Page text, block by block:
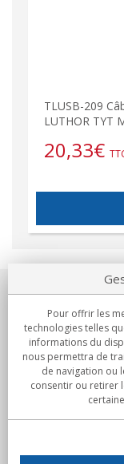
TLUSB-209
LUTHOR TYT
20,33€
Notre société
Engagements
Achats
Pour offrir les
technologies telles
informations du
nous permettra de
de navigation ou
consentir ou retirer